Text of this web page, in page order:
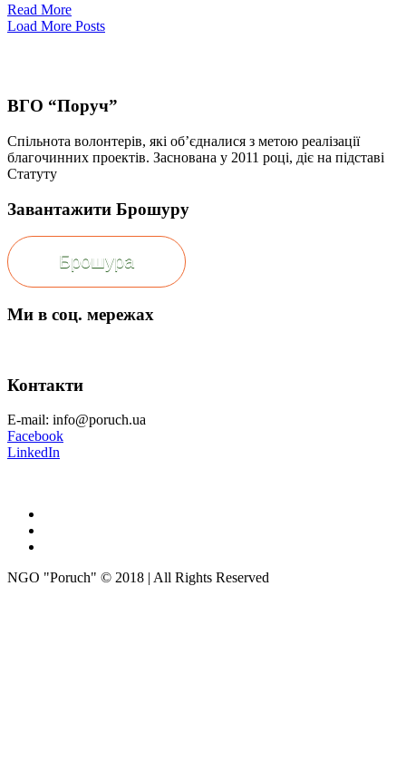
Read More
Load More Posts
ВГО “Поруч”
Спільнота волонтерів, які об’єдналися з метою реалізації
благочинних проектів. Заснована у 2011 році, діє на підставі
Статуту
Завантажити Брошуру
Брошура
Ми в соц. мережах
Контакти
E-mail: info@poruch.ua
Facebook
LinkedIn
NGO "Poruch" © 2018 | All Rights Reserved